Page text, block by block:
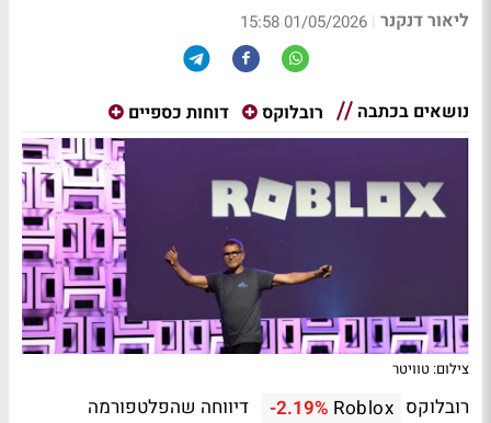
ליאור דנקנר |
01/05/2026 15:58
נושאים בכתבה רובלוקס דוחות כספיים
צילום: טוויטר
רובלוקס Roblox
-2.19%
דיווחה שהפלטפורמה